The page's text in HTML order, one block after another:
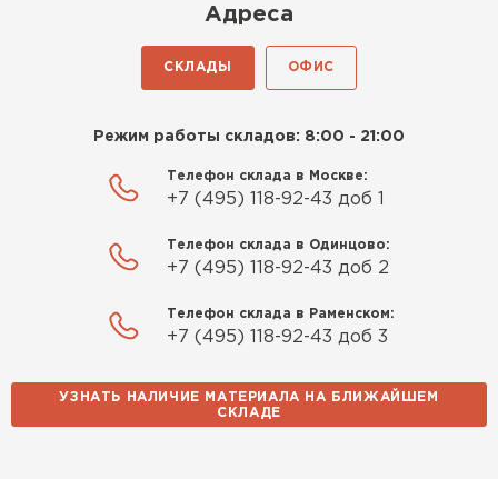
Адреса
СКЛАДЫ ОФИС
Режим работы складов: 8:00 - 21:00
Телефон склада в Москве:
+7 (495) 118-92-43 доб 1
Телефон склада в Одинцово:
+7 (495) 118-92-43 доб 2
Телефон склада в Раменском:
+7 (495) 118-92-43 доб 3
УЗНАТЬ НАЛИЧИЕ МАТЕРИАЛА НА БЛИЖАЙШЕМ
СКЛАДЕ